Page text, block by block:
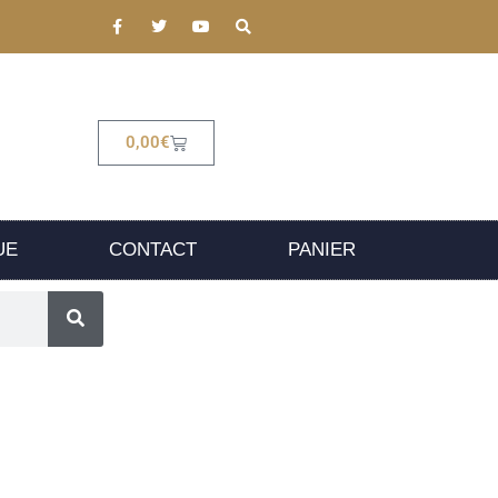
0,00€
CONTACT PANIER